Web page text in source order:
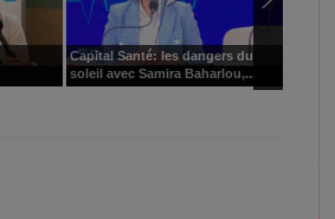
Capital Santé: les dangers du
soleil avec Samira Baharlou,...